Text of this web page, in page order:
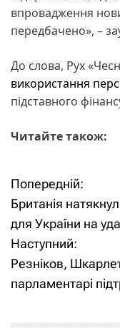
впровадження
передбачено», –
До слова, Рух
використання
підставного
Читайте також:
Н
а
в
і
Попередній:
Британія
для України на
Наступний:
Резніков,
парламентарі